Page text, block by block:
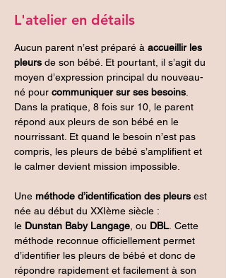
L'atelier en détails
Aucun parent n’est préparé à accueillir les
pleurs de son bébé. Et pourtant, il s’agit du
moyen d’expression principal du nouveau-
né pour communiquer sur ses besoins
Dans la pratique, 8 fois sur 10, le parent
répond aux pleurs de son bébé en le
nourrissant. Et quand le besoin n’est pas
compris, les pleurs de bébé s’amplifient et
le calmer devient mission impossible.
Une méthode d’identification des pleurs est
née au début du XXIème siècle :
le Dunstan Baby Langage , ou DBL . Cette
méthode reconnue officiellement permet
d’identifier les pleurs de bébé et donc de
répondre rapidement et facilement à son